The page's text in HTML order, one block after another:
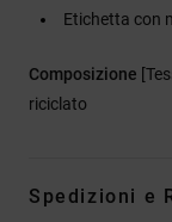
Etichetta con
Composizione
riciclato
Spedizioni e